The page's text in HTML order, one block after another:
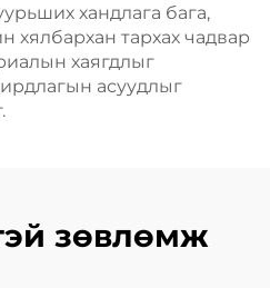
хандлага бага,
хялбархан тархах чадвар
хаягдлыг
асуудлыг
зөвлөмж